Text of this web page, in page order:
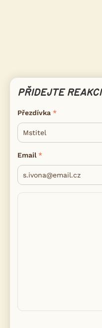
PŘIDEJTE REAKCI
Přezdívka
Email